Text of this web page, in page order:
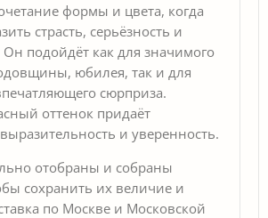
формы и цвета, когда
страсть, серьёзность и
подойдёт как для значимого
юбилея, так и для
сюрприза.
оттенок придаёт
и уверенность.
отобраны и собраны
сохранить их величие и
по Москве и Московской